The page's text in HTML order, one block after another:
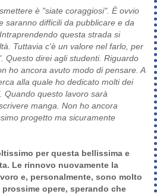
è "siate coraggiosi". È ovvio
saranno difficili da pubblicare e da
questa strada si
Tuttavia c'è un valore nel farlo, per
Questo direi agli studenti. Riguardo
ho ancora avuto modo di pensare. A
alla quale ho dedicato molti dei
Quando questo lavoro sarà
manga. Non ho ancora
progetto ma sicuramente
per questa bellissima e
Le rinnovo nuovamente la
e, personalmente, sono molto
opere, sperando che